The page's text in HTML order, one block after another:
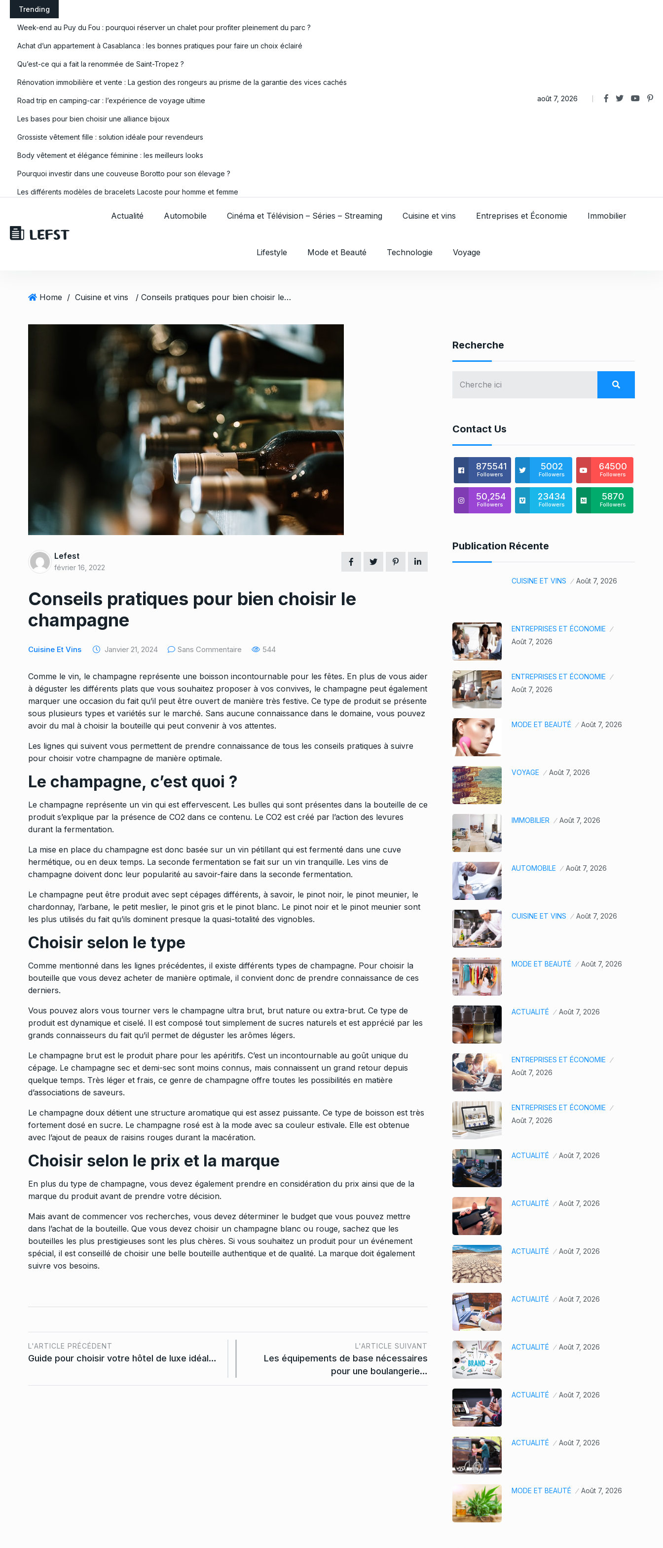
Trending
Week-end au Puy du Fou : pourquoi réserver un chalet pour profiter pleinement du parc ?
Achat d’un appartement à Casablanca : les bonnes pratiques pour faire un choix éclairé
Qu’est-ce qui a fait la renommée de Saint-Tropez ?
Rénovation immobilière et vente : La gestion des rongeurs au prisme de la garantie des vices cachés
Road trip en camping-car : l’expérience de voyage ultime
Les bases pour bien choisir une alliance bijoux
Grossiste vêtement fille : solution idéale pour revendeurs
Body vêtement et élégance féminine : les meilleurs looks
Pourquoi investir dans une couveuse Borotto pour son élevage ?
Les différents modèles de bracelets Lacoste pour homme et femme
août 7, 2026
Actualité Automobile Cinéma et Télévision – Séries – Streaming Cuisine et vins Entreprises et Économie Immobilier
Lifestyle Mode et Beauté Technologie Voyage
Home / Cuisine et vins / Conseils pratiques pour bien choisir le champagne
Lefest
février 16, 2022
Conseils pratiques pour bien choisir le
champagne
Cuisine Et Vins Janvier 21, 2024 Sans Commentaire 544
Comme le vin, le champagne représente une boisson incontournable pour les fêtes. En plus de vous aider
à déguster les différents plats que vous souhaitez proposer à vos convives, le champagne peut également
marquer une occasion du fait qu’il peut être ouvert de manière très festive. Ce type de produit se présente
sous plusieurs types et variétés sur le marché. Sans aucune connaissance dans le domaine, vous pouvez
avoir du mal à choisir la bouteille qui peut convenir à vos attentes.
Les lignes qui suivent vous permettent de prendre connaissance de tous les conseils pratiques à suivre
pour choisir votre champagne de manière optimale.
Le champagne, c’est quoi ?
Le champagne représente un vin qui est effervescent. Les bulles qui sont présentes dans la bouteille de ce
produit s’explique par la présence de CO2 dans ce contenu. Le CO2 est créé par l’action des levures
durant la fermentation.
La mise en place du champagne est donc basée sur un vin pétillant qui est fermenté dans une cuve
hermétique, ou en deux temps. La seconde fermentation se fait sur un vin tranquille. Les vins de
champagne doivent donc leur popularité au savoir-faire dans la seconde fermentation.
Le champagne peut être produit avec sept cépages différents, à savoir, le pinot noir, le pinot meunier, le
chardonnay, l’arbane, le petit meslier, le pinot gris et le pinot blanc. Le pinot noir et le pinot meunier sont
les plus utilisés du fait qu’ils dominent presque la quasi-totalité des vignobles.
Choisir selon le type
Comme mentionné dans les lignes précédentes, il existe différents types de champagne. Pour choisir la
bouteille que vous devez acheter de manière optimale, il convient donc de prendre connaissance de ces
derniers.
Vous pouvez alors vous tourner vers le champagne ultra brut, brut nature ou extra-brut. Ce type de
produit est dynamique et ciselé. Il est composé tout simplement de sucres naturels et est apprécié par les
grands connaisseurs du fait qu’il permet de déguster les arômes légers.
Le champagne brut est le produit phare pour les apéritifs. C’est un incontournable au goût unique du
cépage. Le champagne sec et demi-sec sont moins connus, mais connaissent un grand retour depuis
quelque temps. Très léger et frais, ce genre de champagne offre toutes les possibilités en matière
d’associations de saveurs.
Le champagne doux détient une structure aromatique qui est assez puissante. Ce type de boisson est très
fortement dosé en sucre. Le champagne rosé est à la mode avec sa couleur estivale. Elle est obtenue
avec l’ajout de peaux de raisins rouges durant la macération.
Choisir selon le prix et la marque
En plus du type de champagne, vous devez également prendre en considération du prix ainsi que de la
marque du produit avant de prendre votre décision.
Mais avant de commencer vos recherches, vous devez déterminer le budget que vous pouvez mettre
dans l’achat de la bouteille. Que vous devez choisir un champagne blanc ou rouge, sachez que les
bouteilles les plus prestigieuses sont les plus chères. Si vous souhaitez un produit pour un événement
spécial, il est conseillé de choisir une belle bouteille authentique et de qualité. La marque doit également
suivre vos besoins.
L'ARTICLE PRÉCÉDENT
Guide pour choisir votre hôtel de luxe idéal…
L'ARTICLE SUIVANT
Les équipements de base nécessaires
pour une boulangerie…
Recherche
Contact Us
875541
Followers
5002
Followers
64500
Followers
50,254
Followers
23434
Followers
5870
Followers
Publication Récente
CUISINE ET VINS Août 7, 2026
ENTREPRISES ET ÉCONOMIE
Août 7, 2026
ENTREPRISES ET ÉCONOMIE
Août 7, 2026
MODE ET BEAUTÉ Août 7, 2026
VOYAGE Août 7, 2026
IMMOBILIER Août 7, 2026
AUTOMOBILE Août 7, 2026
CUISINE ET VINS Août 7, 2026
MODE ET BEAUTÉ Août 7, 2026
ACTUALITÉ Août 7, 2026
ENTREPRISES ET ÉCONOMIE
Août 7, 2026
ENTREPRISES ET ÉCONOMIE
Août 7, 2026
ACTUALITÉ Août 7, 2026
ACTUALITÉ Août 7, 2026
ACTUALITÉ Août 7, 2026
ACTUALITÉ Août 7, 2026
ACTUALITÉ Août 7, 2026
ACTUALITÉ Août 7, 2026
ACTUALITÉ Août 7, 2026
MODE ET BEAUTÉ Août 7, 2026